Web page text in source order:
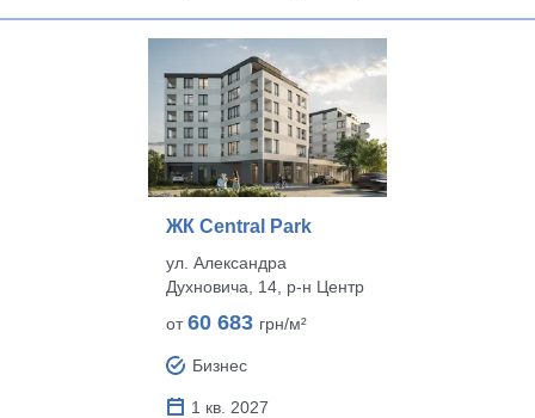
ЖК Central Park
ул. Александра
Духновича, 14, р‑н Центр
от60 683 грн/м²
Бизнес
1 кв. 2027